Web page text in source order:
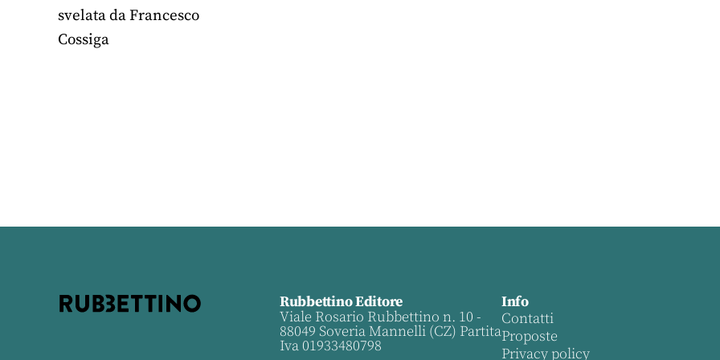
svelata da Francesco
Cossiga
Rubbettino Editore
Viale Rosario Rubbettino n. 10 -
88049 Soveria Mannelli (CZ) Partita
Iva 01933480798
Info
Contatti
Proposte
Privacy policy